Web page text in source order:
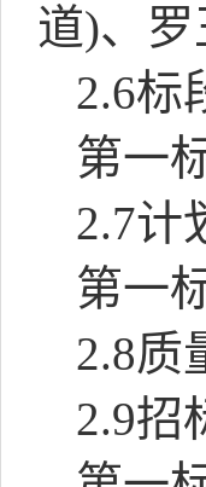
道)、
2.6标
第一
2.7计
第一
2.8质
2.9招